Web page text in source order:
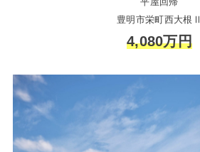
豊明市栄町西大根Ⅱ
4,080万円